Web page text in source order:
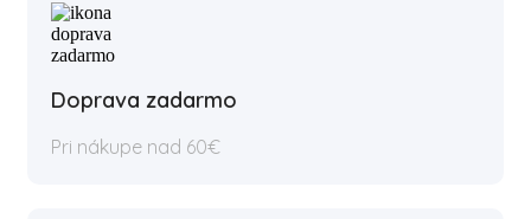
Doprava zadarmo
Pri nákupe nad 60€